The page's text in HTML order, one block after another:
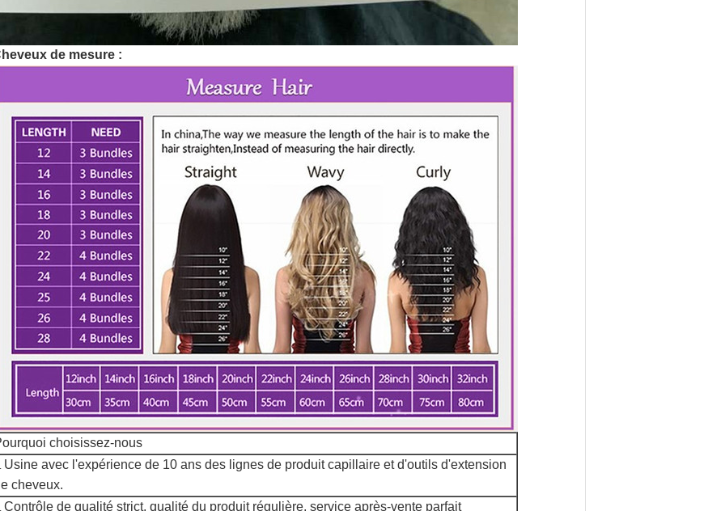
de mesure :
choisissez-nous
Usine avec l'expérience de 10 ans des lignes de produit capillaire et d'outils d'extension
cheveux.
Contrôle de qualité strict, qualité du produit régulière, service après-vente parfait